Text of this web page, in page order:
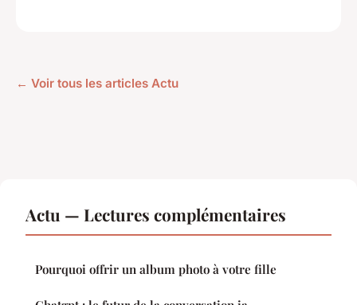
← Voir tous les articles Actu
Actu — Lectures complémentaires
Pourquoi offrir un album photo à votre fille